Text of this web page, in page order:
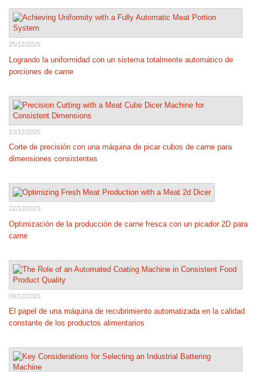
25/12/2025
Logrando la uniformidad con un sistema totalmente automático de
porciones de carne
23/12/2025
Corte de precisión con una máquina de picar cubos de carne para
dimensiones consistentes
22/12/2025
Optimización de la producción de carne fresca con un picador 2D para
carne
09/12/2025
El papel de una máquina de recubrimiento automatizada en la calidad
constante de los productos alimentarios